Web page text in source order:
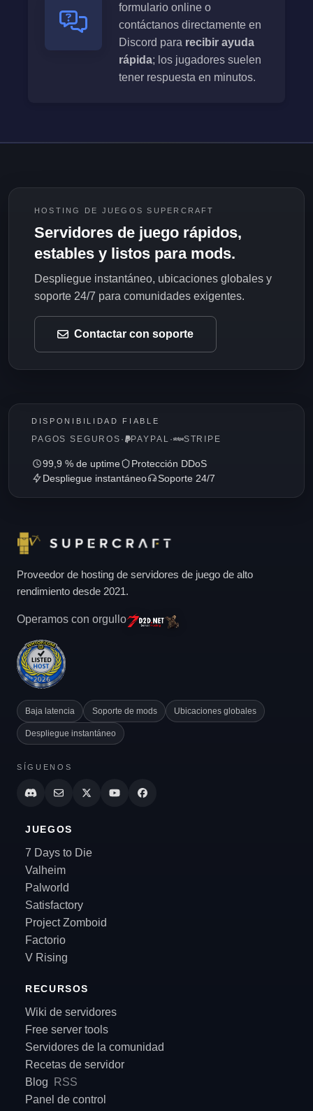
formulario online o
contáctanos directamente en
Discord para recibir ayuda
rápida; los jugadores suelen
tener respuesta en minutos.
HOSTING DE JUEGOS SUPERCRAFT
Servidores de juego rápidos,
estables y listos para mods.
Despliegue instantáneo, ubicaciones globales y
soporte 24/7 para comunidades exigentes.
Contactar con soporte
DISPONIBILIDAD FIABLE
PAGOS SEGUROS · PAYPAL · STRIPE
99,9 % de uptime
Protección DDoS
Despliegue instantáneo
Soporte 24/7
Proveedor de hosting de servidores de juego de alto
rendimiento desde 2021.
Operamos con orgullo
Baja latencia Soporte de mods Ubicaciones globales
Despliegue instantáneo
SÍGUENOS
JUEGOS
7 Days to Die
Valheim
Palworld
Satisfactory
Project Zomboid
Factorio
V Rising
RECURSOS
Wiki de servidores
Free server tools
Servidores de la comunidad
Recetas de servidor
Blog
RSS
Panel de control